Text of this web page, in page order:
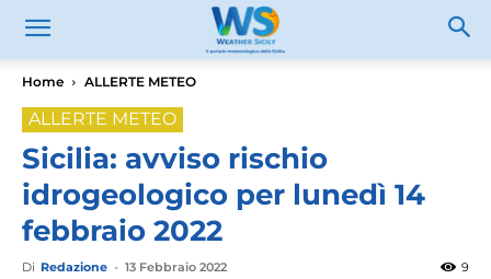
Home ALLERTE METEO
ALLERTE METEO
Sicilia: avviso rischio
idrogeologico per lunedì 14
febbraio 2022
Di Redazione - 13 Febbraio 2022 9